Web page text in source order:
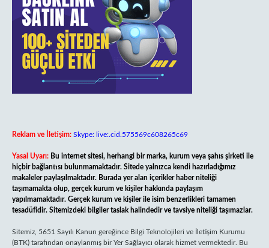
Reklam ve İletişim: Skype: live:.cid.575569c608265c69
Yasal Uyarı: Bu internet sitesi, herhangi bir marka, kurum veya şahıs şirketi ile
hiçbir bağlantısı bulunmamaktadır. Sitede yalnızca kendi hazırladığımız
makaleler paylaşılmaktadır. Burada yer alan içerikler haber niteliği
taşımamakta olup, gerçek kurum ve kişiler hakkında paylaşım
yapılmamaktadır. Gerçek kurum ve kişiler ile isim benzerlikleri tamamen
tesadüfidir. Sitemizdeki bilgiler taslak halindedir ve tavsiye niteliği taşımazlar.
Sitemiz, 5651 Sayılı Kanun gereğince Bilgi Teknolojileri ve İletişim Kurumu
(BTK) tarafından onaylanmış bir Yer Sağlayıcı olarak hizmet vermektedir. Bu